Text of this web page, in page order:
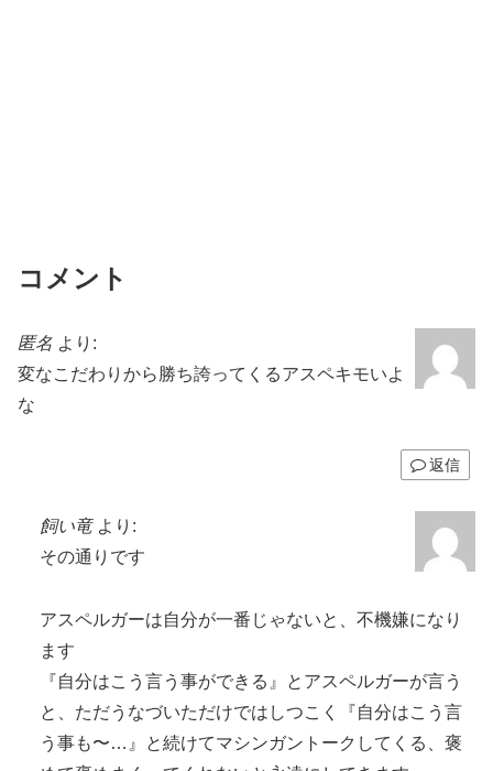
コメント
匿名 より:
変なこだわりから勝ち誇ってくるアスペキモいよ
な
返信
飼い竜 より:
その通りです
アスペルガーは自分が一番じゃないと、不機嫌になり
ます
『自分はこう言う事ができる』とアスペルガーが言う
と、ただうなづいただけではしつこく『自分はこう言
う事も〜…』と続けてマシンガントークしてくる、褒